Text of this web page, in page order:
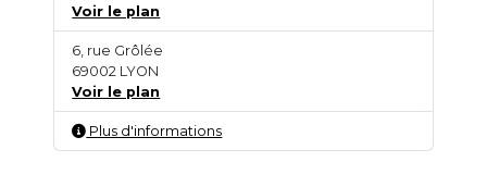
Voir le plan
6, rue Grôlée
69002 LYON
Voir le plan
Plus d'informations